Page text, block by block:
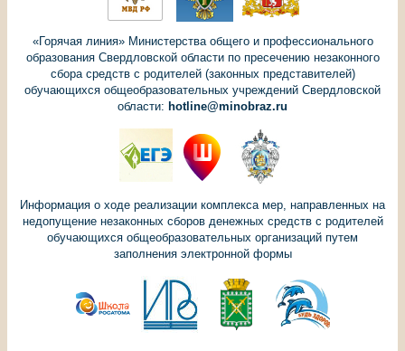
«Горячая линия» Министерства общего и профессионального
образования Свердловской области по пресечению незаконного
сбора средств с родителей (законных представителей)
обучающихся общеобразовательных учреждений Свердловской
области: hotline@minobraz.ru
Информация о ходе реализации комплекса мер, направленных на
недопущение незаконных сборов денежных средств с родителей
обучающихся общеобразовательных организаций путем
заполнения электронной формы